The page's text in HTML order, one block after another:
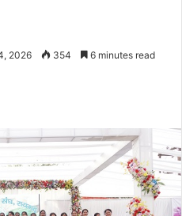
2026 354 6 minutes read